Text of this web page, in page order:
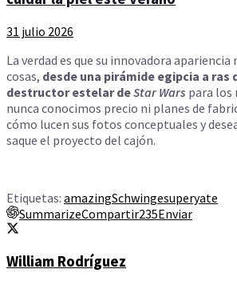
31 julio 2026
La verdad es que su innovadora apariencia
cosas, desde una pirámide egipcia a ras
destructor estelar deStar Wars para los
nunca conocimos precio ni planes de
cómo lucen sus fotos conceptuales y
saque el proyecto del cajón.
Etiquetas: amazingSchwingesuperyate
SummarizeCompartir235Enviar
William Rodríguez